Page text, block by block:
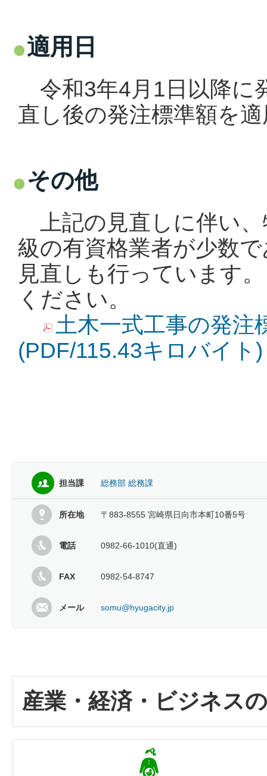
適用日
令和3年4月1日以降に
直し後の発注標準額を
その他
上記の見直しに伴い
級の有資格業者が少数
見直しも行っています
ください。
土木一式工事の発注
(PDF/115.43キロバイト)
担当課 総務部 総務課
所在地 〒883-8555 宮崎県日向市本町10番5号
電話 0982-66-1010(直通)
FAX 0982-54-8747
メール somu@hyugacity.jp
産業・経済・ビジネス